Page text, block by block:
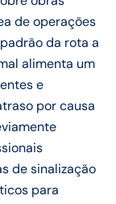
de operações
da rota a
alimenta um
e
por causa
de sinalização
para